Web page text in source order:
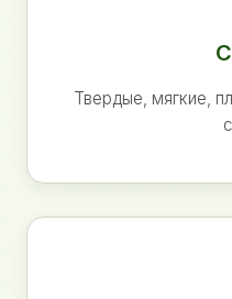
Твердые, мягкие,